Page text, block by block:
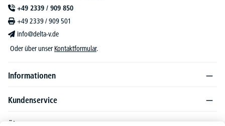
+49 2339 / 909 850
+49 2339 / 909 501
info@delta-v.de
Oder über unser Kontaktformular.
Informationen
Kundenservice